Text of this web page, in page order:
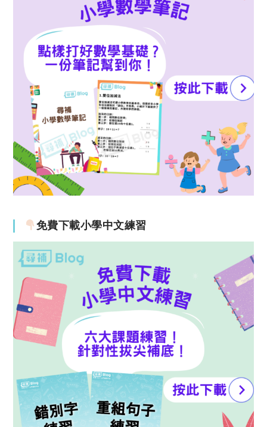
免費下載小學中文練習